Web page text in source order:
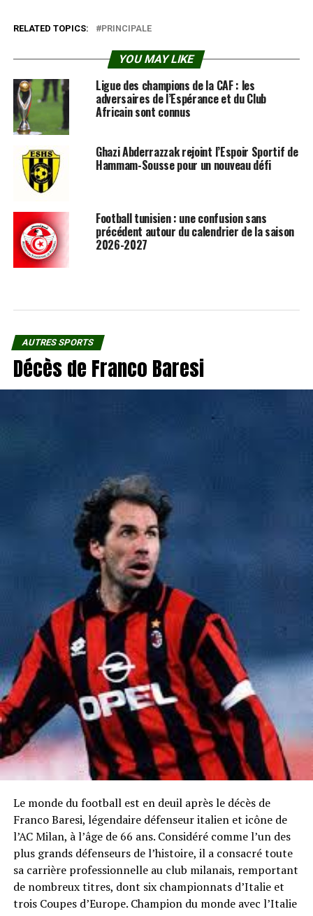
RELATED TOPICS: PRINCIPALE
YOU MAY LIKE
Ligue des champions de la CAF : les
adversaires de l’Espérance et du Club
Africain sont connus
Ghazi Abderrazzak rejoint l’Espoir Sportif de
Hammam-Sousse pour un nouveau défi
Football tunisien : une confusion sans
précédent autour du calendrier de la saison
2026-2027
AUTRES SPORTS
Décès de Franco Baresi
Le monde du football est en deuil après le décès de
Franco Baresi, légendaire défenseur italien et icône de
l’AC Milan, à l’âge de 66 ans. Considéré comme l’un des
plus grands défenseurs de l’histoire, il a consacré toute
sa carrière professionnelle au club milanais, remportant
de nombreux titres, dont six championnats d’Italie et
trois Coupes d’Europe. Champion du monde avec l’Italie